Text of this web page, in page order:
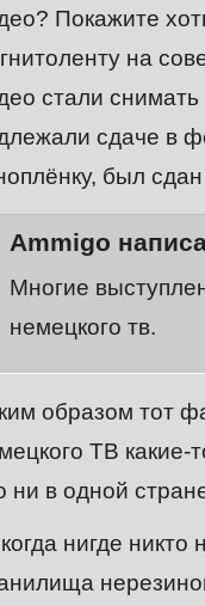
Покажите
на
стали
сдаче в
был
Ammigo
Многие
немецкого тв.
образом тот
ТВ
ни в одной
нигде никто